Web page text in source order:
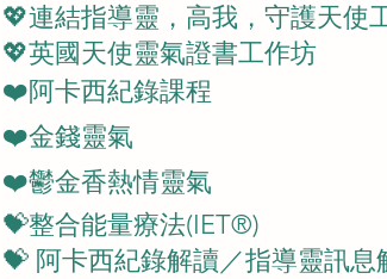
💖連結指導靈，高我，守護天使
💖英國天使靈氣證書工作坊
❤️阿卡西紀錄課程
❤️金錢靈氣
❤️鬱金香熱情靈氣
💝整合能量療法(IET®)
💝 阿卡西紀錄解讀／指導靈訊息